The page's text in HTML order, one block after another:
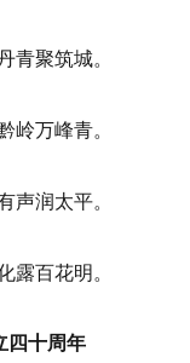
青聚筑城。
岭万峰青。
声润太平。
露百花明。
四十周年